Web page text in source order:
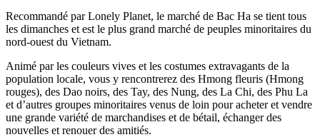
Recommandé par Lonely Planet, le marché de Bac Ha se tient tous
les dimanches et est le plus grand marché de peuples minoritaires du
nord-ouest du Vietnam.
Animé par les couleurs vives et les costumes extravagants de la
population locale, vous y rencontrerez des Hmong fleuris (Hmong
rouges), des Dao noirs, des Tay, des Nung, des La Chi, des Phu La
et d’autres groupes minoritaires venus de loin pour acheter et vendre
une grande variété de marchandises et de bétail, échanger des
nouvelles et renouer des amitiés.